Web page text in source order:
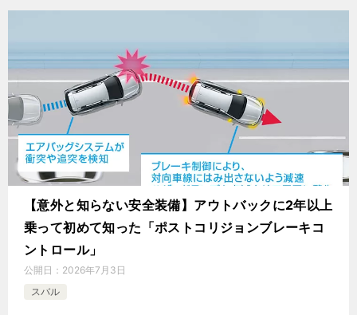
【意外と知らない安全装備】アウトバックに2年以上
乗って初めて知った「ポストコリジョンブレーキコ
ントロール」
公開日： 2026年7月3日
スバル